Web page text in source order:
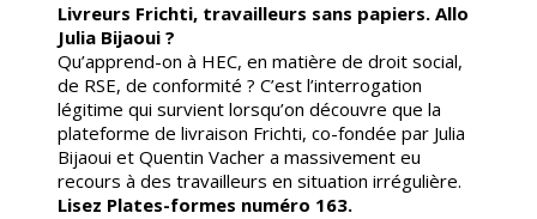
Livreurs Frichti, travailleurs sans papiers. Allo
Julia Bijaoui ?
Qu’apprend-on à HEC, en matière de droit social,
de RSE, de conformité ? C’est l’interrogation
légitime qui survient lorsqu’on découvre que la
plateforme de livraison Frichti, co-fondée par Julia
Bijaoui et Quentin Vacher a massivement eu
recours à des travailleurs en situation irrégulière.
Lisez Plates-formes numéro 163.